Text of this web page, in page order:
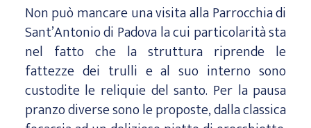
Non può mancare una visita alla Parrocchia di
Sant’Antonio di Padova la cui particolarità sta
nel fatto che la struttura riprende le
fattezze dei trulli e al suo interno sono
custodite le reliquie del santo. Per la pausa
pranzo diverse sono le proposte, dalla classica